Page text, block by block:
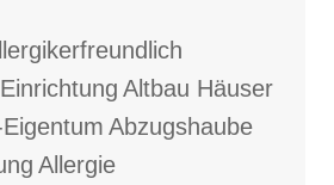
Altbau Häuser
Abzugshaube
Allergie